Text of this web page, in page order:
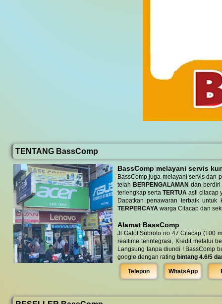
TENTANG BassComp
BassComp melayani servis
BassComp juga melayani servis dan
telah BERPENGALAMAN dan berdiri
terlengkap serta TERTUA asli cilacap
Dapatkan penawaran terbaik
TERPERCAYA warga Cilacap dan
Alamat BassComp
Jl Gatot Subroto no 47 Cilacap (100
realtime terintegrasi, Kredit melalui
Langsung tanpa diundi ! BassComp
google dengan rating bintang 4.6/5
Telepon WhatsApp